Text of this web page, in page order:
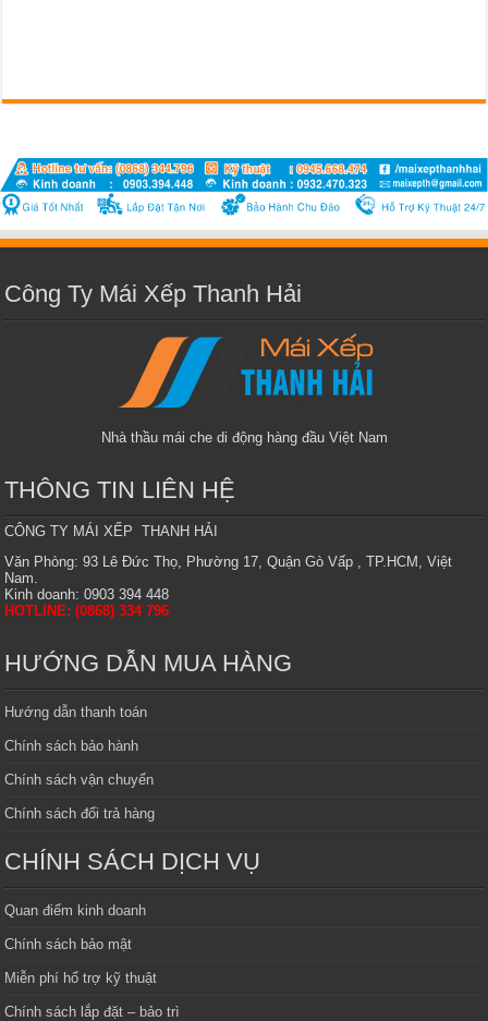
Công Ty Mái Xếp Thanh Hải
Nhà thầu mái che di động hàng đầu Việt Nam
THÔNG TIN LIÊN HỆ
CÔNG TY MÁI XẾP THANH HẢI
Văn Phòng: 93 Lê Đức Thọ, Phường 17, Quận Gò Vấp , TP.HCM, Việt
Nam.
Kinh doanh: 0903 394 448
HOTLINE: (0868) 334 796
HƯỚNG DẪN MUA HÀNG
Hướng dẫn thanh toán
Chính sách bảo hành
Chính sách vận chuyển
Chính sách đổi trả hàng
CHÍNH SÁCH DỊCH VỤ
Quan điểm kinh doanh
Chính sách bảo mật
Miễn phí hổ trợ kỹ thuật
Chính sách lắp đặt – bảo trì